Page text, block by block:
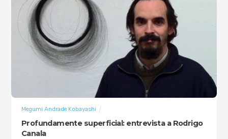
Profundamente superficial: entrevista a Rodrigo
Canala
Megumi Andrade Kobayashi